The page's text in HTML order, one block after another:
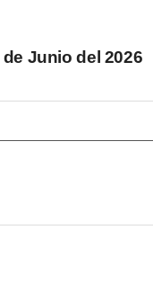
Junio del 2026